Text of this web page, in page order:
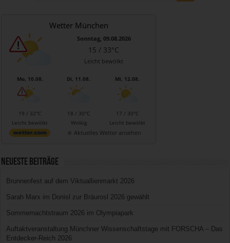
Wetter München
Sonntag, 09.08.2026
15 / 33°C
Leicht bewölkt
Mo, 10.08.
19 / 32°C
Leicht bewölkt
Di, 11.08.
18 / 30°C
Wolkig
Mi, 12.08.
17 / 30°C
Leicht bewölkt
Aktuelles Wetter ansehen
Neueste Beiträge
Brunnenfest auf dem Viktuallienmarkt 2026
Sarah Marx im Donisl zur Bräurosl 2026 gewählt
Sommernachtstraum 2026 im Olympiapark
Auftaktveranstaltung Münchner Wissenschaftstage mit FORSCHA – Das
Entdecker-Reich 2026